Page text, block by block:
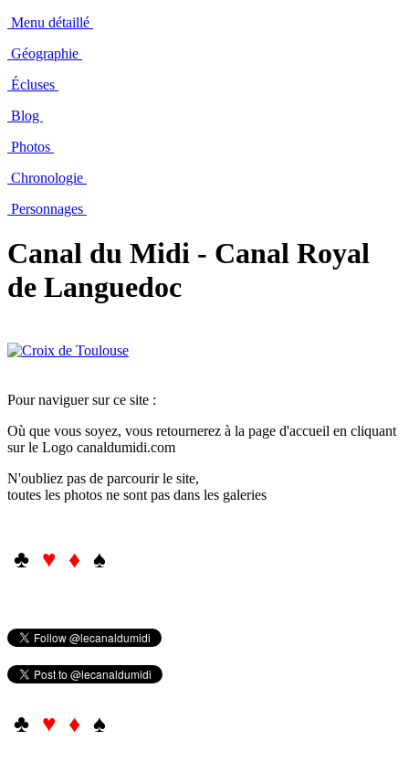
Menu détaillé
Géographie
Écluses
Blog
Photos
Chronologie
Personnages
Canal du Midi - Canal Royal
de Languedoc
Pour naviguer sur ce site :
Où que vous soyez, vous retournerez à la page d'accueil en cliquant
sur le Logo canaldumidi.com
N'oubliez pas de parcourir le site,
toutes les photos ne sont pas dans les galeries
♣ ♥ ♦ ♠
♣ ♥ ♦ ♠